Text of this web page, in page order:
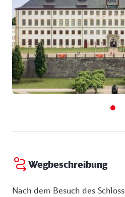
Ausstellungsräume, die sich
westlichen Seitenflügel
die prachtvoll ausgestatteten
Repräsentationsräume aus
Klassizismus, die sich über
Appartements erstrecken. In
Kulisse werden die
Sammlungstradition
bewahrt mehr als 700.000
Jahrhunderts.
Wegbeschreibung
Nach dem Besuch des